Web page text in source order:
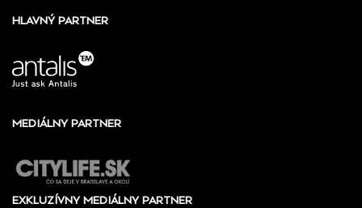
HLAVNÝ PARTNER
MEDIÁLNY PARTNER
EXKLUZÍVNY MEDIÁLNY PARTNER